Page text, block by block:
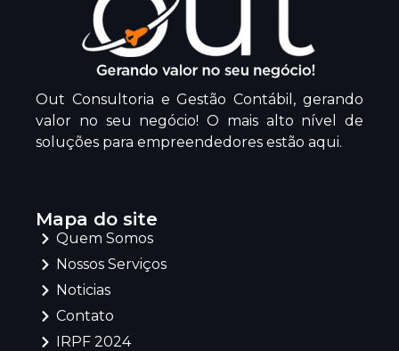
Out Consultoria e Gestão Contábil, gerando
valor no seu negócio! O mais alto nível de
soluções para empreendedores estão aqui.
Mapa do site
Quem Somos
Nossos Serviços
Noticias
Contato
IRPF 2024